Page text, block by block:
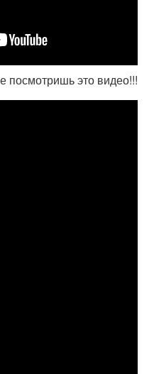
посмотришь это видео!!!